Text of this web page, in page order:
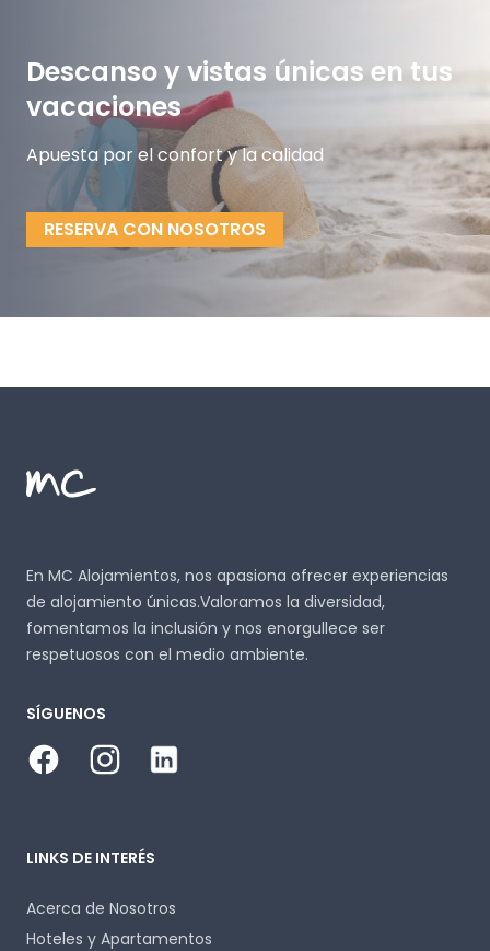
Descanso y vistas únicas en tus
vacaciones
Apuesta por el confort y la calidad
RESERVA CON NOSOTROS
En MC Alojamientos, nos apasiona ofrecer experiencias
de alojamiento únicas.Valoramos la diversidad,
fomentamos la inclusión y nos enorgullece ser
respetuosos con el medio ambiente.
SÍGUENOS
FacebookInstagram
LinkedIn
LINKS DE INTERÉS
Acerca de Nosotros
Hoteles y Apartamentos